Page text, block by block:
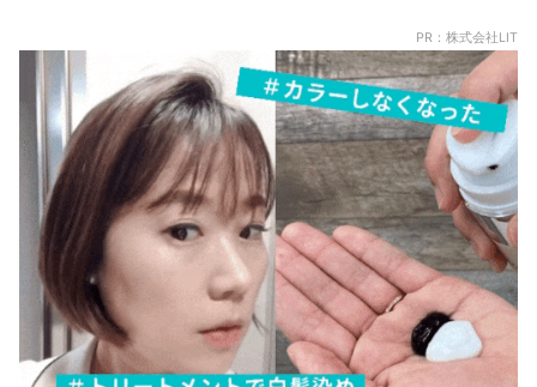
PR：株式会社LIT